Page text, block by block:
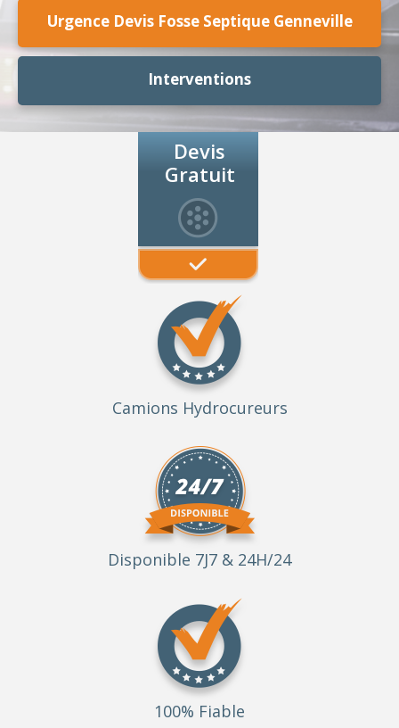
Urgence Devis Fosse Septique Genneville
Interventions
Devis
Gratuit
Camions Hydrocureurs
Disponible 7J7 & 24H/24
100% Fiable